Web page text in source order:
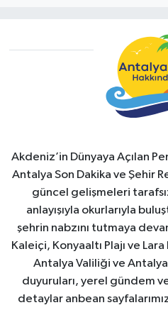
Akdeniz’in Dünyaya Açılan
Antalya Son Dakika ve Şehir
güncel gelişmeleri
anlayışıyla okurlarıyla
şehrin nabzını tutmaya
Kaleiçi, Konyaaltı Plajı ve
Antalya Valiliği ve
duyuruları, yerel gündem
detaylar anbean